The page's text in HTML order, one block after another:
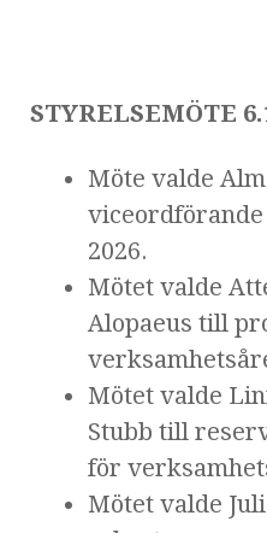
STYRELSEMÖTE
Möte valde
2026.
Mötet valde
Alopaeus till
Mötet valde
Stubb till
för
Mötet valde